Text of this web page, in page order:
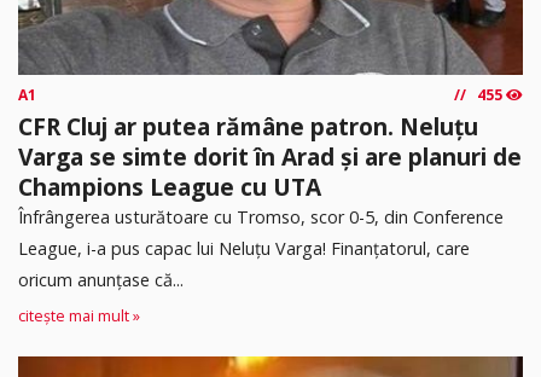
A1 455
CFR Cluj ar putea rămâne patron. Neluțu
Varga se simte dorit în Arad și are planuri de
Champions League cu UTA
Înfrângerea usturătoare cu Tromso, scor 0-5, din Conference
League, i-a pus capac lui Neluțu Varga! Finanțatorul, care
oricum anunțase că...
citește mai mult »